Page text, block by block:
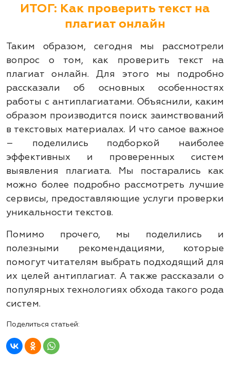
ИТОГ: Как проверить текст на
плагиат онлайн
Таким образом, сегодня мы рассмотрели
вопрос о том, как проверить текст на
плагиат онлайн. Для этого мы подробно
рассказали об основных особенностях
работы с антиплагиатами. Объяснили, каким
образом производится поиск заимствований
в текстовых материалах. И что самое важное
– поделились подборкой наиболее
эффективных и проверенных систем
выявления плагиата. Мы постарались как
можно более подробно рассмотреть лучшие
сервисы, предоставляющие услуги проверки
уникальности текстов.
Помимо прочего, мы поделились и
полезными рекомендациями, которые
помогут читателям выбрать подходящий для
их целей антиплагиат. А также рассказали о
популярных технологиях обхода такого рода
систем.
Поделиться статьей: